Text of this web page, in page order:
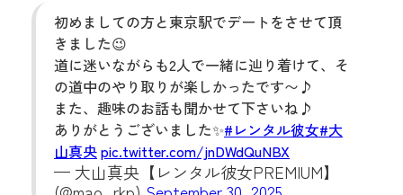
初めましての方と東京駅でデートをさせて頂
きました😉
道に迷いながらも2人で一緒に辿り着けて、そ
の道中のやり取りが楽しかったです〜♪
また、趣味のお話も聞かせて下さいね♪
ありがとうございました✨#レンタル彼女#大
山真央pic.twitter.com/jnDWdQuNBX
— 大山真央‎【レンタル彼女PREMIUM】